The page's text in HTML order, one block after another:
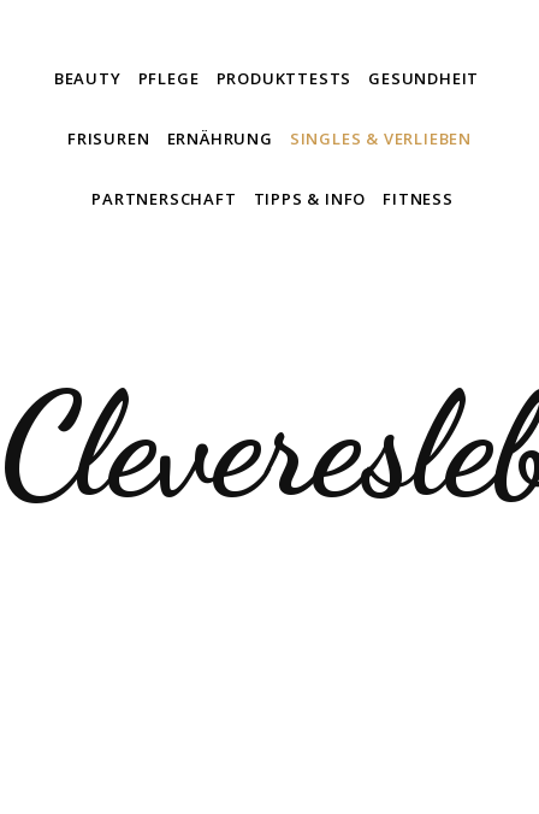
BEAUTY PFLEGE PRODUKTTESTS GESUNDHEIT
FRISUREN ERNÄHRUNG SINGLES & VERLIEBEN
PARTNERSCHAFT TIPPS & INFO FITNESS